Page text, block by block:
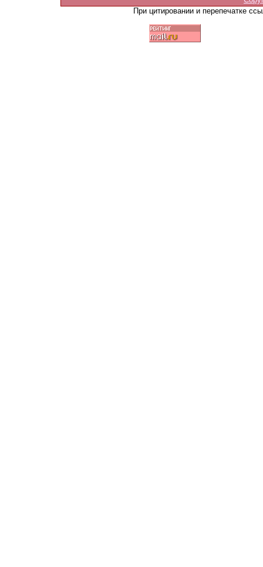
При цитировании и перепечатке